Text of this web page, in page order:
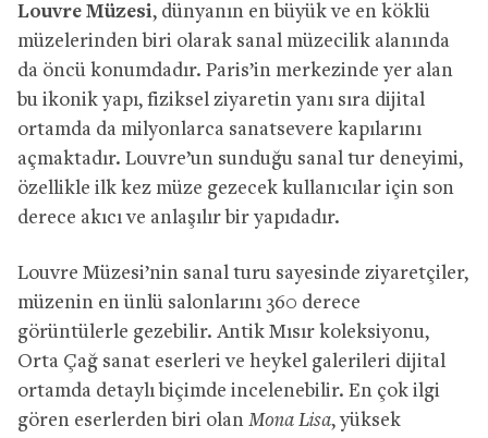
Louvre Müzesi, dünyanın en büyük ve en köklü
müzelerinden biri olarak sanal müzecilik alanında
da öncü konumdadır. Paris’in merkezinde yer alan
bu ikonik yapı, fiziksel ziyaretin yanı sıra dijital
ortamda da milyonlarca sanatsevere kapılarını
açmaktadır. Louvre’un sunduğu sanal tur deneyimi,
özellikle ilk kez müze gezecek kullanıcılar için son
derece akıcı ve anlaşılır bir yapıdadır.
Louvre Müzesi’nin sanal turu sayesinde ziyaretçiler,
müzenin en ünlü salonlarını 360 derece
görüntülerle gezebilir. Antik Mısır koleksiyonu,
Orta Çağ sanat eserleri ve heykel galerileri dijital
ortamda detaylı biçimde incelenebilir. En çok ilgi
gören eserlerden biri olan Mona Lisa, yüksek